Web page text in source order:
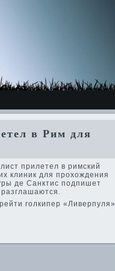
в Рим для
прилетел в римский
клиник для прохожде­ния
де­ Санктис подпишет
голкипер «Ливе­рпуля»